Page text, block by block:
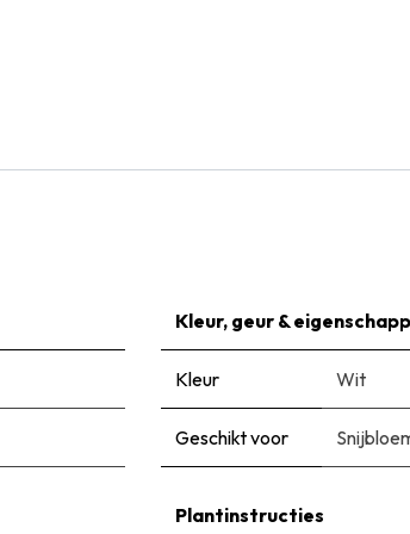
Kleur, geur &
Kleur Wit
Geschikt voor
Plantinstructies